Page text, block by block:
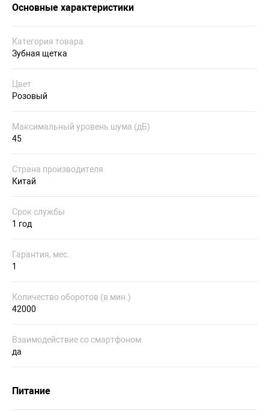
Основные характеристики
Категория товара
Зубная щетка
Цвет
Розовый
Максимальный уровень шума (дБ)
45
Страна производителя
Китай
Срок службы
1 год
Гарантия, мес.
1
Количество оборотов (в мин.)
42000
Взаимодействие со смартфоном
да
Питание